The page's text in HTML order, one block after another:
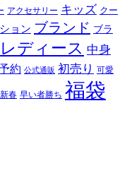
アクセサリー キッズ クー
ョン ブランド ブラ
レディース 中身
約 公式通販 初売り 可愛
新春 早い者勝ち 福袋